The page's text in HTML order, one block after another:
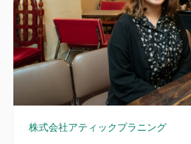
株式会社アティックプラニング